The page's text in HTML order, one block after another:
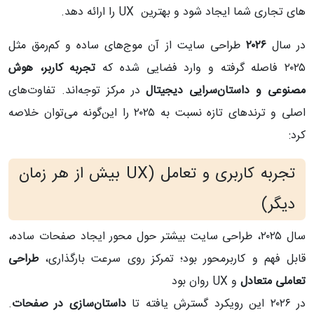
های تجاری شما ایجاد شود و بهترین UX را ارائه دهد.
در سال۲۰۲۶ طراحی سایت از آن موج‌های ساده و کم‌رمق مثل
۲۰۲۵ فاصله گرفته و وارد فضایی شده که
تجربه کاربر، هوش
مصنوعی و داستان‌سرایی دیجیتالدر مرکز توجه‌اند. تفاوت‌های
اصلی و ترندهای تازه نسبت به ۲۰۲۵ را این‌گونه می‌توان خلاصه
کرد:
تجربه کاربری و تعامل (UX بیش از هر زمان
دیگر)
سال ۲۰۲۵، طراحی سایت بیشتر حول محور ایجاد صفحات ساده،
قابل فهم و کاربرمحور بود؛ تمرکز روی سرعت بارگذاری،طراحی
تعاملی متعادل و UX روان بود
در ۲۰۲۶ این رویکرد گسترش یافته تا
داستان‌سازی در صفحات.